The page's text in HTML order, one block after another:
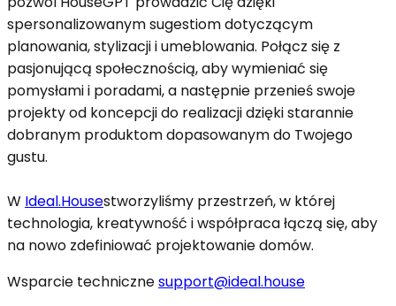
spersonalizowanym sugestiom dotyczącym
planowania, stylizacji i umeblowania. Połącz się z
pasjonującą społecznością, aby wymieniać się
pomysłami i poradami, a następnie przenieś swoje
projekty od koncepcji do realizacji dzięki starannie
dobranym produktom dopasowanym do Twojego
gustu.
W Ideal.Housestworzyliśmy przestrzeń, w której
technologia, kreatywność i współpraca łączą się, aby
na nowo zdefiniować projektowanie domów.
Wsparcie technicznesupport@ideal.house